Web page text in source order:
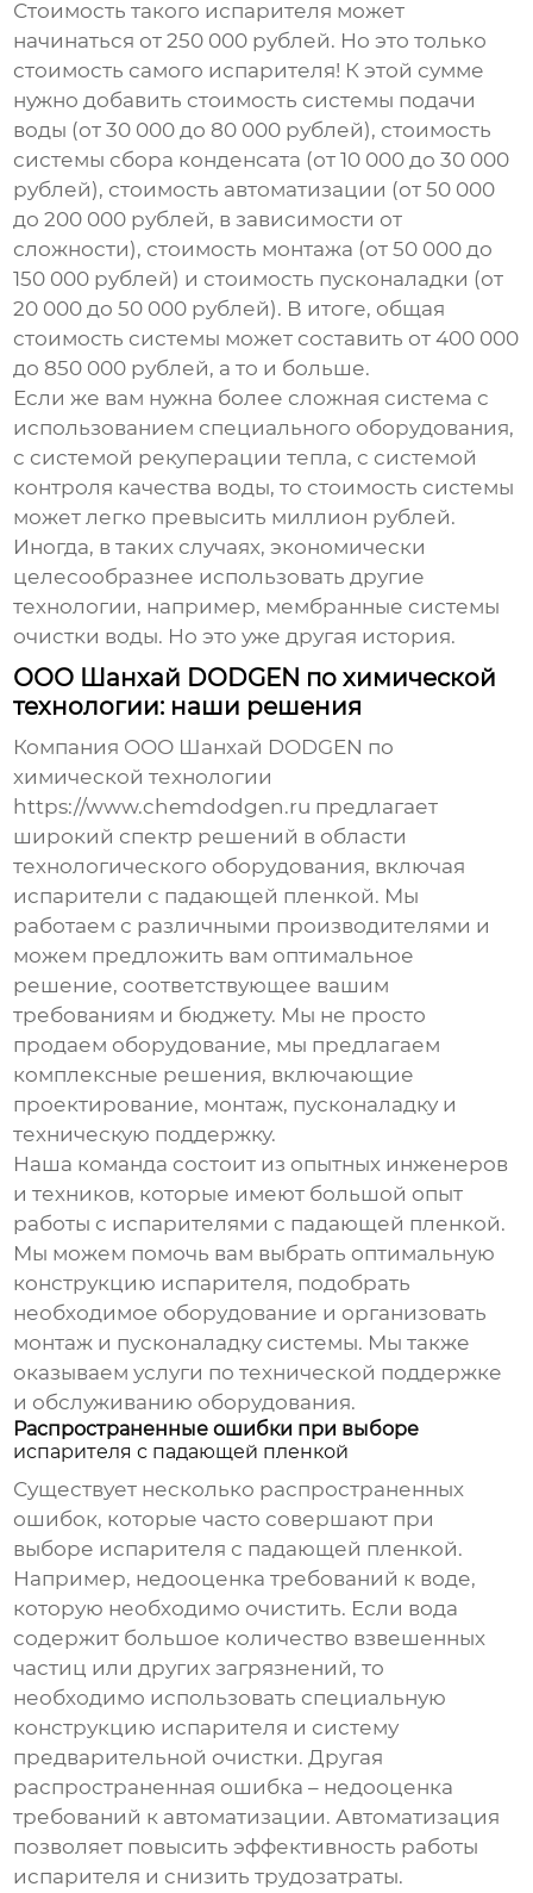
Стоимость такого испарителя может
начинаться от 250 000 рублей. Но это только
стоимость самого испарителя! К этой сумме
нужно добавить стоимость системы подачи
воды (от 30 000 до 80 000 рублей), стоимость
системы сбора конденсата (от 10 000 до 30 000
рублей), стоимость автоматизации (от 50 000
до 200 000 рублей, в зависимости от
сложности), стоимость монтажа (от 50 000 до
150 000 рублей) и стоимость пусконаладки (от
20 000 до 50 000 рублей). В итоге, общая
стоимость системы может составить от 400 000
до 850 000 рублей, а то и больше.
Если же вам нужна более сложная система с
использованием специального оборудования,
с системой рекуперации тепла, с системой
контроля качества воды, то стоимость системы
может легко превысить миллион рублей.
Иногда, в таких случаях, экономически
целесообразнее использовать другие
технологии, например, мембранные системы
очистки воды. Но это уже другая история.
ООО Шанхай DODGEN по химической
технологии: наши решения
Компания ООО Шанхай DODGEN по
химической технологии
https://www.chemdodgen.ru предлагает
широкий спектр решений в области
технологического оборудования, включая
испарители с падающей пленкой. Мы
работаем с различными производителями и
можем предложить вам оптимальное
решение, соответствующее вашим
требованиям и бюджету. Мы не просто
продаем оборудование, мы предлагаем
комплексные решения, включающие
проектирование, монтаж, пусконаладку и
техническую поддержку.
Наша команда состоит из опытных инженеров
и техников, которые имеют большой опыт
работы с испарителями с падающей пленкой.
Мы можем помочь вам выбрать оптимальную
конструкцию испарителя, подобрать
необходимое оборудование и организовать
монтаж и пусконаладку системы. Мы также
оказываем услуги по технической поддержке
и обслуживанию оборудования.
Распространенные ошибки при выборе
испарителя с падающей пленкой
Существует несколько распространенных
ошибок, которые часто совершают при
выборе испарителя с падающей пленкой.
Например, недооценка требований к воде,
которую необходимо очистить. Если вода
содержит большое количество взвешенных
частиц или других загрязнений, то
необходимо использовать специальную
конструкцию испарителя и систему
предварительной очистки. Другая
распространенная ошибка – недооценка
требований к автоматизации. Автоматизация
позволяет повысить эффективность работы
испарителя и снизить трудозатраты.